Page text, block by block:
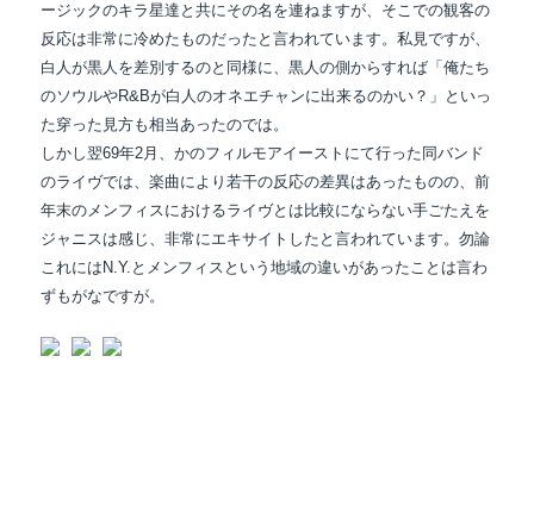
ージックのキラ星達と共にその名を連ねますが、そこでの観客の
反応は非常に冷めたものだったと言われています。私見ですが、
白人が黒人を差別するのと同様に、黒人の側からすれば「俺たち
のソウルやR&Bが白人のオネエチャンに出来るのかい？」といっ
た穿った見方も相当あったのでは。
しかし翌69年2月、かのフィルモアイーストにて行った同バンド
のライヴでは、楽曲により若干の反応の差異はあったものの、前
年末のメンフィスにおけるライヴとは比較にならない手ごたえを
ジャニスは感じ、非常にエキサイトしたと言われています。勿論
これにはN.Y.とメンフィスという地域の違いがあったことは言わ
ずもがなですが。